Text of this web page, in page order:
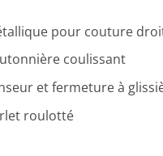
pour couture
coulissant
et fermeture à
roulotté